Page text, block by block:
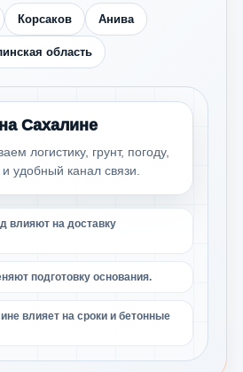
Корсаков Анива
область
Сахалине
логистику, грунт, погоду,
удобный канал связи.
влияют на доставку
подготовку основания.
влияет на сроки и бетонные